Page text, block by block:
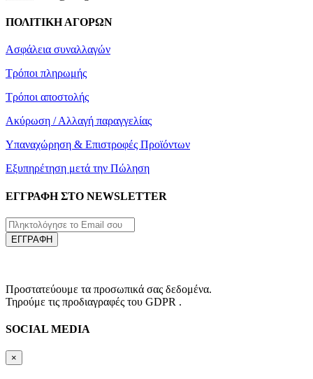
ΠΟΛΙΤΙΚΗ ΑΓΟΡΩΝ
Ασφάλεια συναλλαγών
Τρόποι πληρωμής
Τρόποι αποστολής
Ακύρωση / Αλλαγή παραγγελίας
Υπαναχώρηση & Επιστροφές Προϊόντων
Εξυπηρέτηση μετά την Πώληση
ΕΓΓΡΑΦΗ ΣΤΟ NEWSLETTER
ΕΓΓΡΑΦΗ
Προστατεύουμε τα προσωπικά σας δεδομένα.
Τηρούμε τις προδιαγραφές του GDPR .
SOCIAL MEDIA
×